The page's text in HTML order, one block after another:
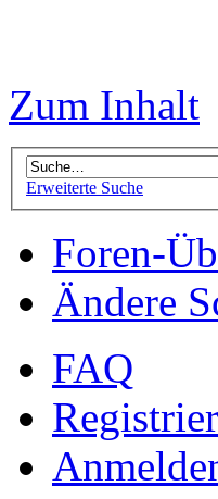
Zum Inhalt
Erweiterte Suche
Foren-
Ändere
FAQ